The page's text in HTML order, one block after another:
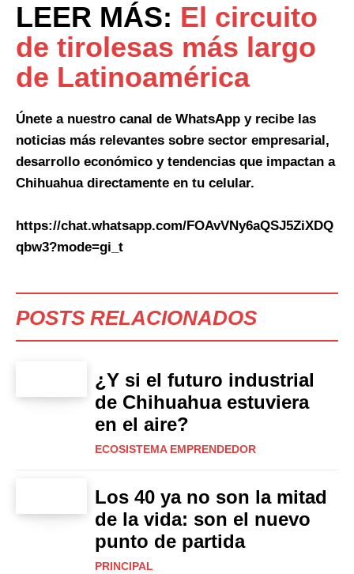
LEER MÁS: El circuito
de tirolesas más largo
de Latinoamérica
Únete a nuestro canal de WhatsApp y recibe las
noticias más relevantes sobre sector empresarial,
desarrollo económico y tendencias que impactan a
Chihuahua directamente en tu celular.
https://chat.whatsapp.com/FOAvVNy6aQSJ5ZiXDQ
qbw3?mode=gi_t
POSTS RELACIONADOS
¿Y si el futuro industrial
de Chihuahua estuviera
en el aire?
ECOSISTEMA EMPRENDEDOR
Los 40 ya no son la mitad
de la vida: son el nuevo
punto de partida
PRINCIPAL